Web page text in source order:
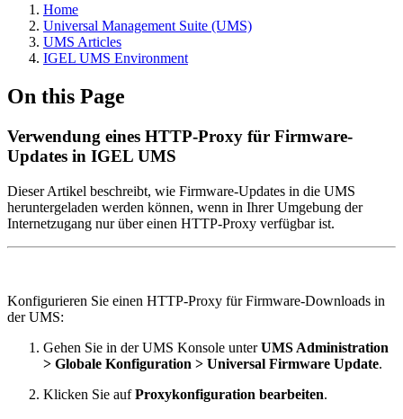
Home
Universal Management Suite (UMS)
UMS Articles
IGEL UMS Environment
On this Page
Verwendung eines HTTP-Proxy für Firmware-
Updates in IGEL UMS
Dieser Artikel beschreibt, wie Firmware-Updates in die UMS
heruntergeladen werden können, wenn in Ihrer Umgebung der
Internetzugang nur über einen HTTP-Proxy verfügbar ist.
Konfigurieren Sie einen HTTP-Proxy für Firmware-Downloads in
der UMS:
Gehen Sie in der UMS Konsole unterUMS Administration
> Globale Konfiguration > Universal Firmware Update.
Klicken Sie aufProxykonfiguration bearbeiten.